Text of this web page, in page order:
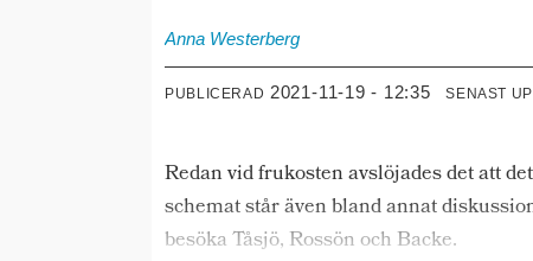
Anna Westerberg
PUBLICERAD 2021-11-19 - 12:35 SENAST
Redan vid frukosten avslöjades det att
schemat står även bland annat
besöka Tåsjö, Rossön och Backe.